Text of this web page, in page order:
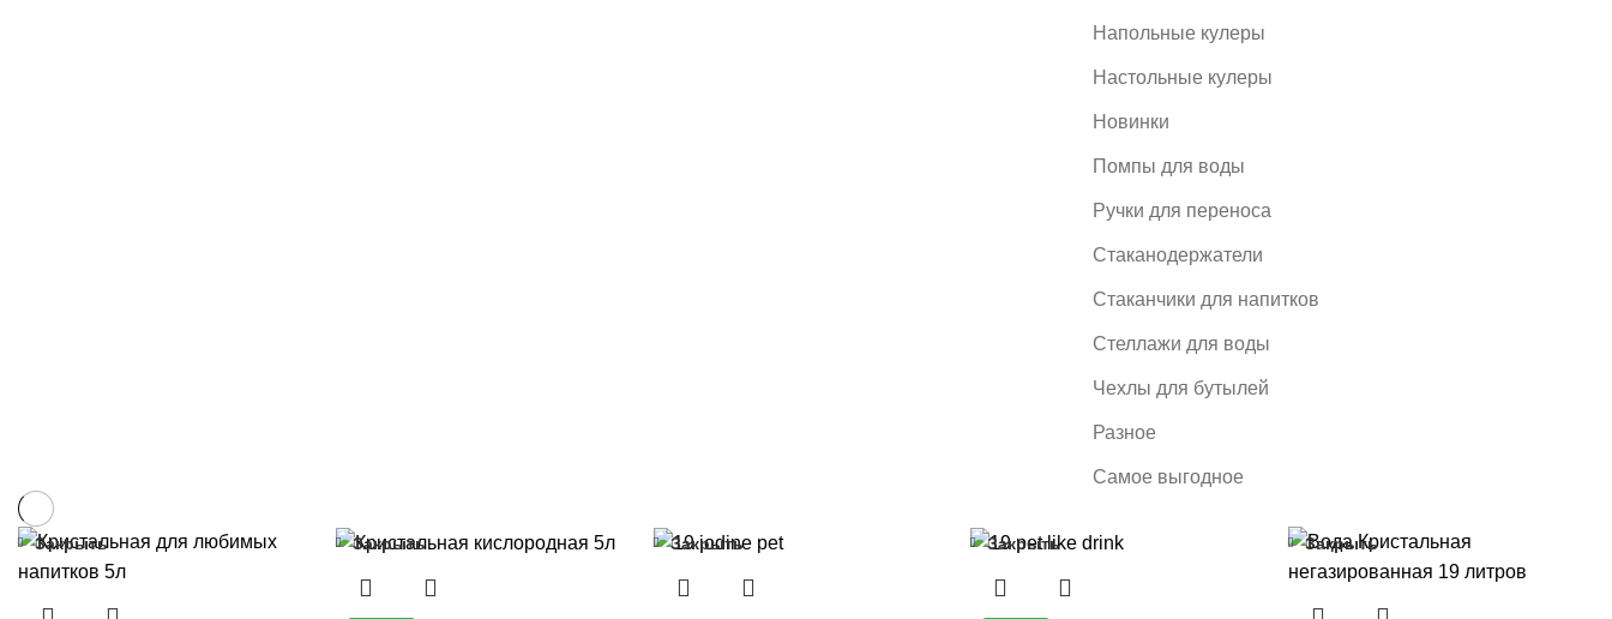
Напольные кулеры
Настольные кулеры
Новинки
Помпы для воды
Ручки для переноса
Стаканодержатели
Стаканчики для напитков
Стеллажи для воды
Чехлы для бутылей
Разное
Самое выгодное
Закрыть Закрыть Закрыть Закрыть Закрыть